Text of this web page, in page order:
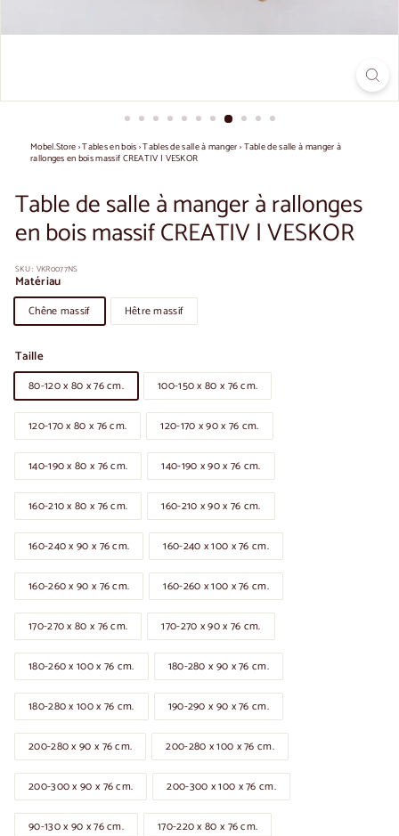
Mobel.Store›Tables en bois›Tables de salle à manger›Table de salle à manger à
rallonges en bois massif CREATIV | VESKOR
Table de salle à manger à rallonges
en bois massif CREATIV | VESKOR
SKU : VKR0077NS
Matériau
Chêne massif Hêtre massif
Taille
80-120 x 80 x 76 cm. 100-150 x 80 x 76 cm.
120-170 x 80 x 76 cm. 120-170 x 90 x 76 cm.
140-190 x 80 x 76 cm. 140-190 x 90 x 76 cm.
160-210 x 80 x 76 cm. 160-210 x 90 x 76 cm.
160-240 x 90 x 76 cm. 160-240 x 100 x 76 cm.
160-260 x 90 x 76 cm. 160-260 x 100 x 76 cm.
170-270 x 80 x 76 cm. 170-270 x 90 x 76 cm.
180-260 x 100 x 76 cm. 180-280 x 90 x 76 cm.
180-280 x 100 x 76 cm. 190-290 x 90 x 76 cm.
200-280 x 90 x 76 cm. 200-280 x 100 x 76 cm.
200-300 x 90 x 76 cm. 200-300 x 100 x 76 cm.
90-130 x 90 x 76 cm. 170-220 x 80 x 76 cm.